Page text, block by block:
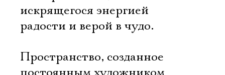
искрящегося энергией
радости и верой в чудо.
Пространство, созданное